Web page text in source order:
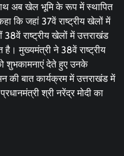
अब खेल भूमि के रूप में स्थापित
कि जहां 37वें राष्ट्रीय खेलों में
राष्ट्रीय खेलों में उत्तराखंड
है। मुख्यमंत्री ने 38वें राष्ट्रीय
शुभकामनाएं देते हुए उनके
की बात कार्यक्रम में उत्तराखंड में
श्री नरेंद्र मोदी का